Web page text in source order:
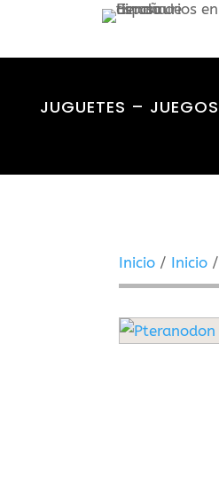
JUGUETES – JUEGOS
Inicio / Inicio /